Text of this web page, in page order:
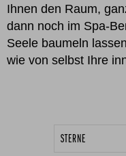
Ihnen den Raum,
dann noch im Spa-
Seele baumeln
wie von selbst Ihre
STERNE